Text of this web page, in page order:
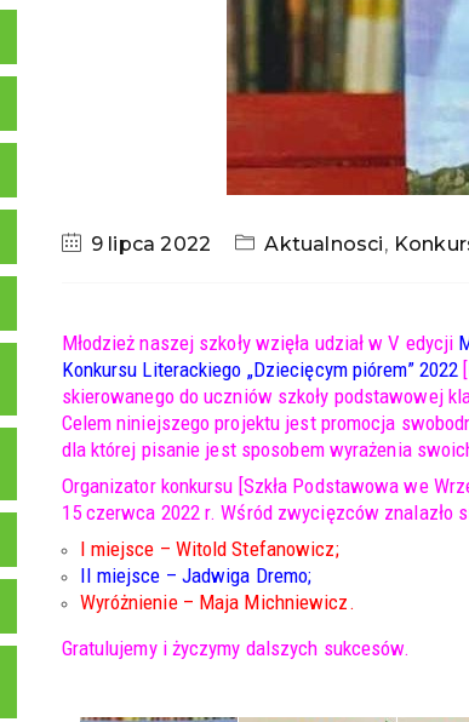
9 lipca 2022 Aktualnosci,
Młodzież naszej szkoły wzięła udział w V edycji
Konkursu Literackiego „Dziecięcym piórem” 2022
skierowanego do uczniów szkoły podstawowej
Celem niniejszego projektu jest promocja
dla której pisanie jest sposobem wyrażenia
Organizator konkursu [Szkła Podstawowa we
15 czerwca 2022 r. Wśród zwycięzców znalazło
I miejsce – Witold Stefanowicz;
II miejsce – Jadwiga Dremo;
Wyróżnienie – Maja Michniewicz.
Gratulujemy i życzymy dalszych sukcesów.